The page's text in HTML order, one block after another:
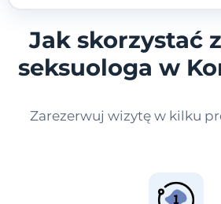
Jak skorzystać
seksuologa w
Zarezerwuj wizytę w kilku